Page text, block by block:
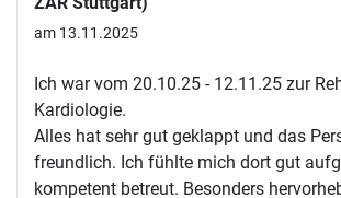
am 13.11.2025
Ich war vom 20.10.25 - 12.11.25 zur
Kardiologie.
Alles hat sehr gut geklappt und das
freundlich. Ich fühlte mich dort gut
kompetent betreut. Besonders